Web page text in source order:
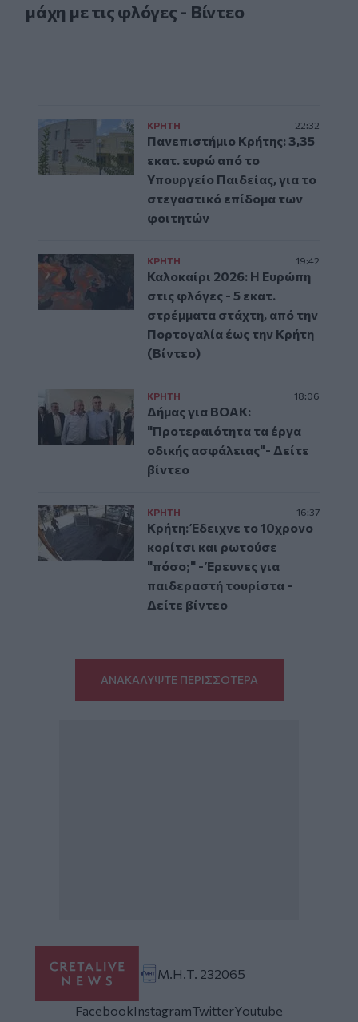
μάχη με τις φλόγες - Βίντεο
ΚΡΗΤΗ 22:32
Πανεπιστήμιο Κρήτης: 3,35
εκατ. ευρώ από το
Υπουργείο Παιδείας, για το
στεγαστικό επίδομα των
φοιτητών
ΚΡΗΤΗ 19:42
Καλοκαίρι 2026: Η Ευρώπη
στις φλόγες - 5 εκατ.
στρέμματα στάχτη, από την
Πορτογαλία έως την Κρήτη
(Βίντεο)
ΚΡΗΤΗ 18:06
Δήμας για ΒΟΑΚ:
"Προτεραιότητα τα έργα
οδικής ασφάλειας"- Δείτε
βίντεο
ΚΡΗΤΗ 16:37
Κρήτη: Έδειχνε το 10χρονο
κορίτσι και ρωτούσε
"πόσο;" - Έρευνες για
παιδεραστή τουρίστα -
Δείτε βίντεο
ΑΝΑΚΑΛΥΨΤΕ ΠΕΡΙΣΣΟΤΕΡΑ
Μ.Η.Τ. 232065
FacebookInstagramTwitterYoutube